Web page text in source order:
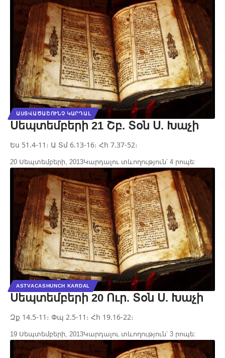
ԱՍՏՎԱԾԱՇՈՒՆՉ ԿԱՐԴԱԼ
Սեպտեմբերի 21 Շբ. Տօն Ս. Խաչի
Ես 51.4-11։ Ա Տմ 6.13-16։ Հհ 7.37-52։
20 Սեպտեմբերի, 2013Կարդալու տևողություն՝ 4 րոպե:
ASTVACASHUNCH KARDAL
Սեպտեմբերի 20 Ուր. Տօն Ս. Խաչի
Զք 14.5-11։ Փպ 2.5-11։ Հհ 19.16-22։
19 Սեպտեմբերի, 2013Կարդալու տևողություն՝ 3 րոպե: